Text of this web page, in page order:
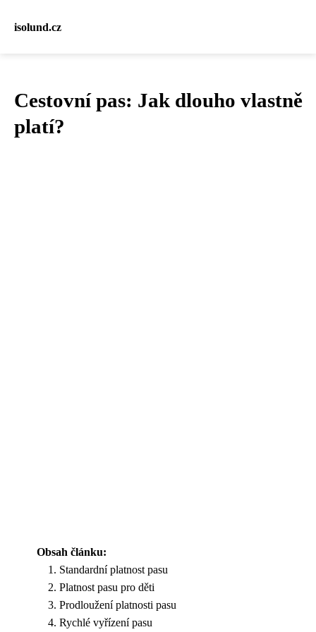
isolund.cz
Cestovní pas: Jak dlouho vlastně
platí?
Obsah článku:
Standardní platnost pasu
Platnost pasu pro děti
Prodloužení platnosti pasu
Rychlé vyřízení pasu